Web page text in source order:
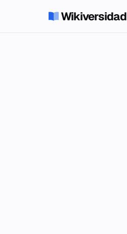
Wikiversidad